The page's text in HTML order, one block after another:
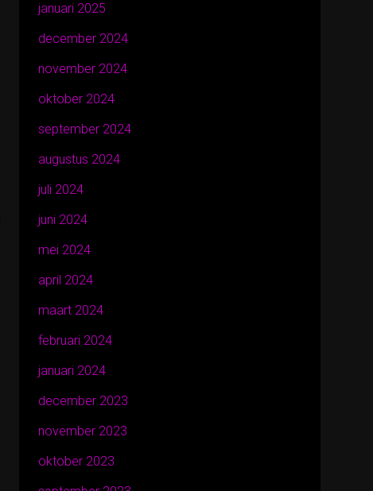
januari 2025
december 2024
november 2024
oktober 2024
september 2024
augustus 2024
juli 2024
juni 2024
mei 2024
april 2024
maart 2024
februari 2024
januari 2024
december 2023
november 2023
oktober 2023